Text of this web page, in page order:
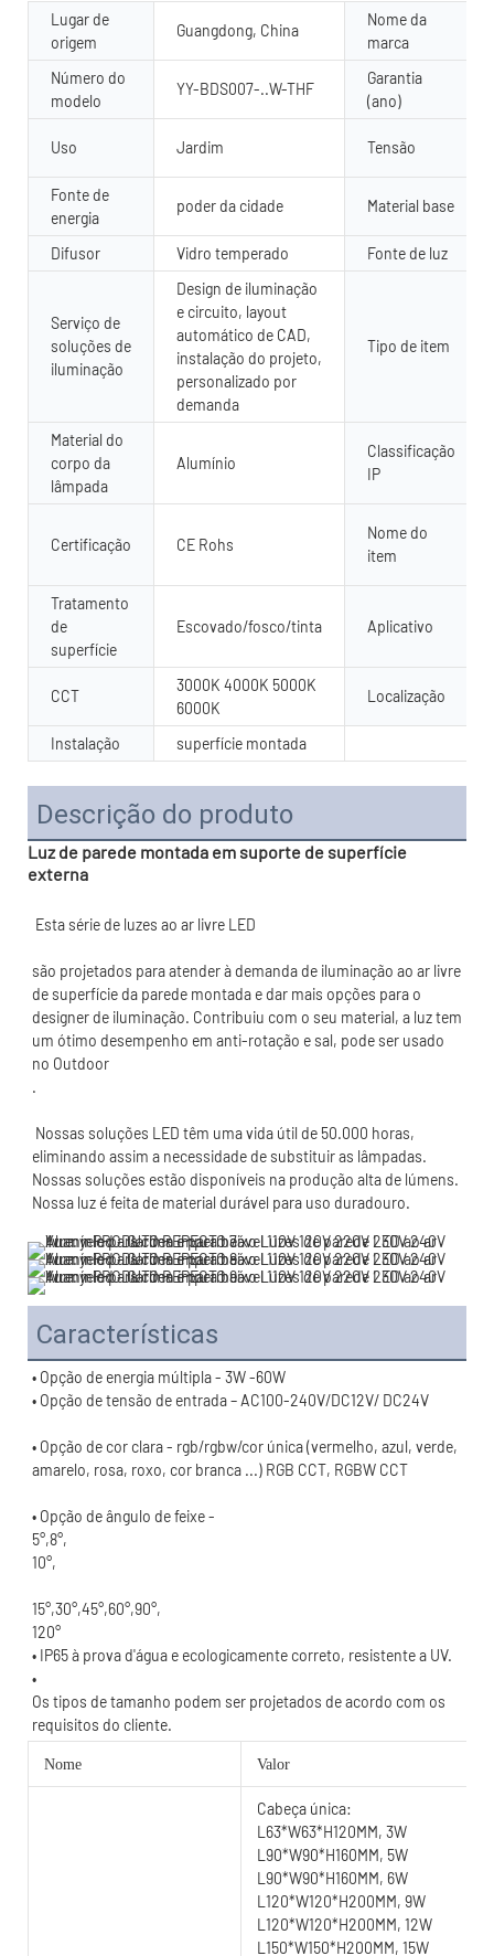
Lugar de
origem
Guangdong, China
Nome da
marca
Número do
modelo
YY-BDS007-..W-THF
Garantia
(ano)
Uso Jardim Tensão
Fonte de
energia
poder da cidade Material base
Difusor Vidro temperado Fonte de luz
Serviço de
soluções de
iluminação
Design de iluminação
e circuito, layout
automático de CAD,
instalação do projeto,
personalizado por
demanda
Tipo de item
Material do
corpo da
lâmpada
Alumínio
Classificação
IP
Certificação CE Rohs
Nome do
item
Tratamento
de
superfície
Escovado/fosco/tinta Aplicativo
CCT
3000K 4000K 5000K
6000K
Localização
Instalação superfície montada
Descrição do produto
Luz de parede montada em suporte de superfície
externa
são projetados para atender à demanda de iluminação ao ar livre
de superfície da parede montada e dar mais opções para o
designer de iluminação. Contribuiu com o seu material, a luz tem
um ótimo desempenho em anti-rotação e sal, pode ser usado
eliminando assim a necessidade de substituir as lâmpadas.
Nossas soluções estão disponíveis na produção alta de lúmens.
Características
• Opção de cor clara - rgb/rgbw/cor única (vermelho, azul, verde,
120°
Os tipos de tamanho podem ser projetados de acordo com os
Nome Valor
Cabeça única:
L63*W63*H120MM, 3W
L90*W90*H160MM, 5W
L90*W90*H160MM, 6W
L120*W120*H200MM, 9W
L120*W120*H200MM, 12W
L150*W150*H200MM, 15W